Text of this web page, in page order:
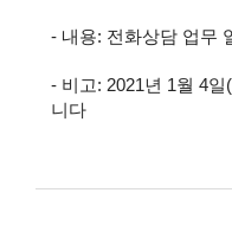
- 내용: 전화상담 업무
- 비고: 2021년 1월 4
니다